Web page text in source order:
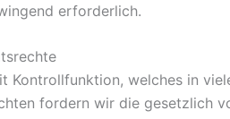
erforderlich.
welches in
fordern wir die gesetzlich